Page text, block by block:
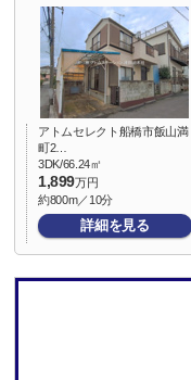
アトムセレクト船橋市飯山満
町2…
3DK/66.24㎡
1,899万円
約800m／10分
詳細を見る